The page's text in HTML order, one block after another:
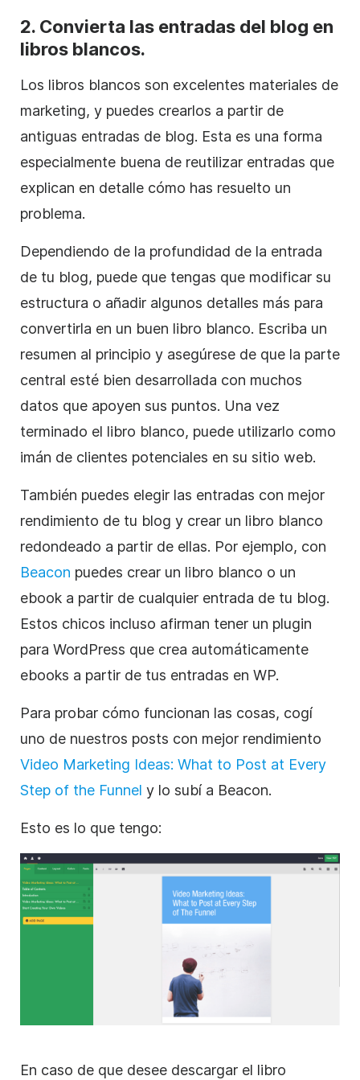
2. Convierta las entradas del blog en
libros blancos.
Los libros blancos son excelentes materiales de
marketing, y puedes crearlos a partir de
antiguas entradas de blog. Esta es una forma
especialmente buena de reutilizar entradas que
explican en detalle cómo has resuelto un
problema.
Dependiendo de la profundidad de la entrada
de tu blog, puede que tengas que modificar su
estructura o añadir algunos detalles más para
convertirla en un buen libro blanco. Escriba un
resumen al principio y asegúrese de que la parte
central esté bien desarrollada con muchos
datos que apoyen sus puntos. Una vez
terminado el libro blanco, puede utilizarlo como
imán de clientes potenciales en su sitio web.
También puedes elegir las entradas con mejor
rendimiento de tu blog y crear un libro blanco
redondeado a partir de ellas. Por ejemplo, con
Beacon puedes crear un libro blanco o un
ebook a partir de cualquier entrada de tu blog.
Estos chicos incluso afirman tener un plugin
para WordPress que crea automáticamente
ebooks a partir de tus entradas en WP.
Para probar cómo funcionan las cosas, cogí
uno de nuestros posts con mejor rendimiento
Video Marketing Ideas: What to Post at Every
Step of the Funnel y lo subí a Beacon.
Esto es lo que tengo:
En caso de que desee descargar el libro